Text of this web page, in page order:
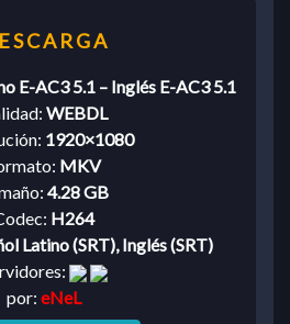
E-AC3 5.1 – Inglés E-AC3 5.1
WEBDL
1920×1080
MKV
4.28 GB
H264
Latino (SRT), Inglés (SRT)
por: eNeL